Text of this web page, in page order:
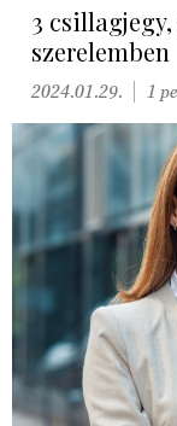
3
szerelemben
2024.01.29. 1